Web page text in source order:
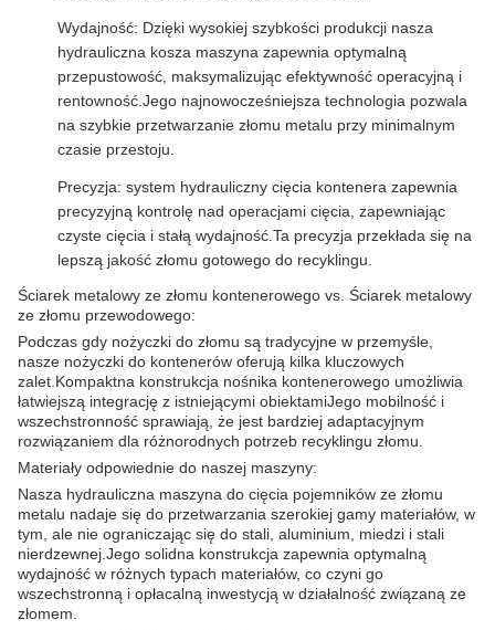
Wydajność: Dzięki wysokiej szybkości produkcji nasza
hydrauliczna kosza maszyna zapewnia optymalną
przepustowość, maksymalizując efektywność operacyjną i
rentowność.Jego najnowocześniejsza technologia pozwala
na szybkie przetwarzanie złomu metalu przy minimalnym
czasie przestoju.
Precyzja: system hydrauliczny cięcia kontenera zapewnia
precyzyjną kontrolę nad operacjami cięcia, zapewniając
czyste cięcia i stałą wydajność.Ta precyzja przekłada się na
lepszą jakość złomu gotowego do recyklingu.
Ściarek metalowy ze złomu kontenerowego vs. Ściarek metalowy
ze złomu przewodowego:
Podczas gdy nożyczki do złomu są tradycyjne w przemyśle,
nasze nożyczki do kontenerów oferują kilka kluczowych
zalet.Kompaktna konstrukcja nośnika kontenerowego umożliwia
łatwiejszą integrację z istniejącymi obiektamiJego mobilność i
wszechstronność sprawiają, że jest bardziej adaptacyjnym
rozwiązaniem dla różnorodnych potrzeb recyklingu złomu.
Materiały odpowiednie do naszej maszyny:
Nasza hydrauliczna maszyna do cięcia pojemników ze złomu
metalu nadaje się do przetwarzania szerokiej gamy materiałów, w
tym, ale nie ograniczając się do stali, aluminium, miedzi i stali
nierdzewnej.Jego solidna konstrukcja zapewnia optymalną
wydajność w różnych typach materiałów, co czyni go
wszechstronną i opłacalną inwestycją w działalność związaną ze
złomem.